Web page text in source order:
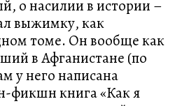
о насилии в истории –
выжимку, как
томе. Он вообще как
в Афганистане (по
у него написана
фикшн книга «Как я